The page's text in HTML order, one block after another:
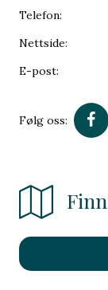
Telefon:
Nettside:
E-post:
Følg oss: